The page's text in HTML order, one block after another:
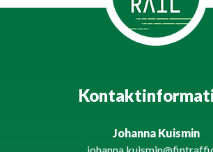
Johanna Kuismin